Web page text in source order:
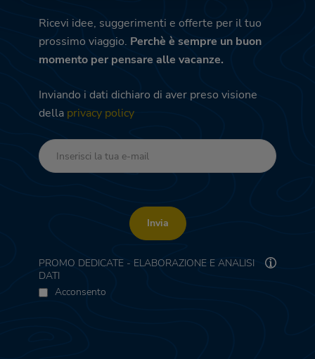
Ricevi idee, suggerimenti e offerte per il tuo
prossimo viaggio. Perchè è sempre un buon
momento per pensare alle vacanze.
Inviando i dati dichiaro di aver preso visione
della privacy policy
Invia
PROMO DEDICATE - ELABORAZIONE E ANALISI
DATI
Acconsento